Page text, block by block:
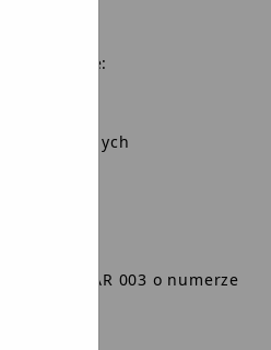
składzie:
Publicznych
STAR 003 o numerze